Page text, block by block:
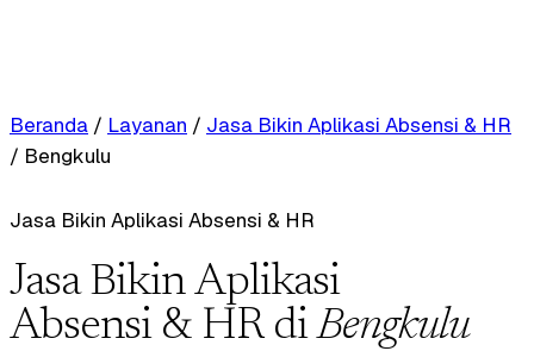
Beranda / Layanan / Jasa Bikin Aplikasi Absensi & HR
/ Bengkulu
Jasa Bikin Aplikasi Absensi & HR
Jasa Bikin Aplikasi
Absensi & HR diBengkulu